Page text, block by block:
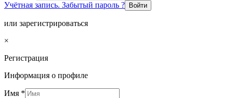
Учётная запись. Забытый пароль ?
Войти
или зарегистрироваться
×
Регистрация
Информация о профиле
Имя *